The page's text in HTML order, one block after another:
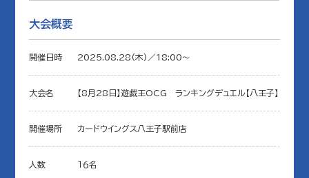
大会概要
開催日時 2025.08.28(木)／18:00〜
大会名 【8月28日】遊戯王OCG ランキングデュエル【八王子】
開催場所 カードウイングス八王子駅前店
人数 １６名